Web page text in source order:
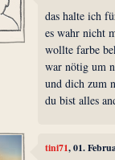
das halte ich
es wahr nicht
wollte farbe
war nötig um
und dich zum
du bist alles
tini71, 01.